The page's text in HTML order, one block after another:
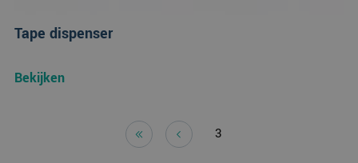
Tape dispenser
Bekijken
3